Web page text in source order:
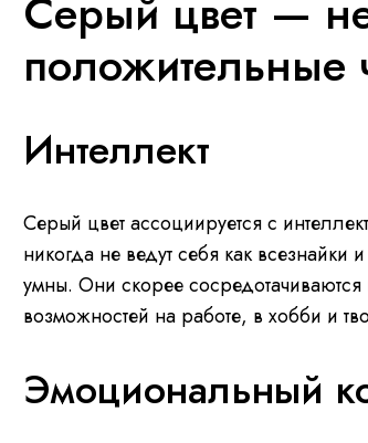
Серый цвет —
положительные
Интеллект
Серый цвет ассоциируется с
никогда не ведут себя как всезнайки
умны. Они скорее
возможностей на работе, в хобби и
Эмоциональный